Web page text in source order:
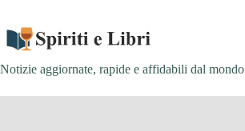
contenuto
Notizie aggiornate, rapide e affidabili dal mondo